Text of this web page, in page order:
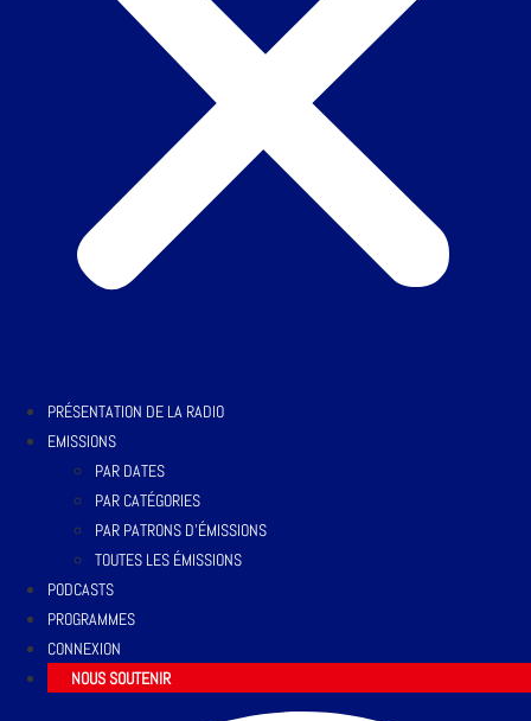
PRÉSENTATION DE LA RADIO
EMISSIONS
PAR DATES
PAR CATÉGORIES
PAR PATRONS D’ÉMISSIONS
TOUTES LES ÉMISSIONS
PODCASTS
PROGRAMMES
CONNEXION
NOUS SOUTENIR